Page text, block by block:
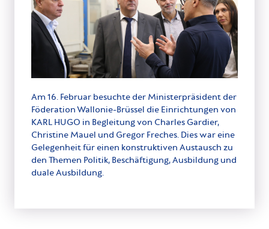
Am 16. Februar besuchte der Ministerpräsident der
Föderation Wallonie-Brüssel die Einrichtungen von
KARL HUGO in Begleitung von Charles Gardier,
Christine Mauel und Gregor Freches. Dies war eine
Gelegenheit für einen konstruktiven Austausch zu
den Themen Politik, Beschäftigung, Ausbildung und
duale Ausbildung.